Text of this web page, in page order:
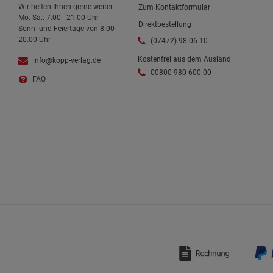
Wir helfen Ihnen gerne weiter.
Mo.-Sa.: 7.00 - 21.00 Uhr
Sonn- und Feiertage von 8.00 -
20.00 Uhr
info@kopp-verlag.de
FAQ
Zum Kontaktformular
Direktbestellung
(07472) 98 06 10
Kostenfrei aus dem Ausland
00800 980 600 00